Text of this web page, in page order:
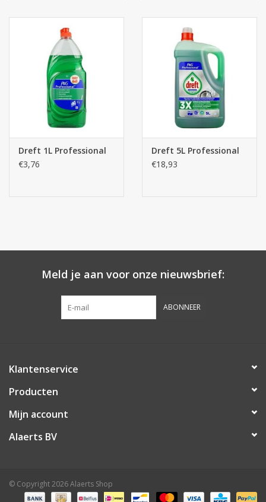
Dreft 1L Professional
€3,76
Dreft 5L Professional
€18,93
Meld je aan voor onze nieuwsbrief:
ABONNEER
Klantenservice
Producten
Mijn account
Alaerts BV
© Copyright 2026 Alaerts Shop